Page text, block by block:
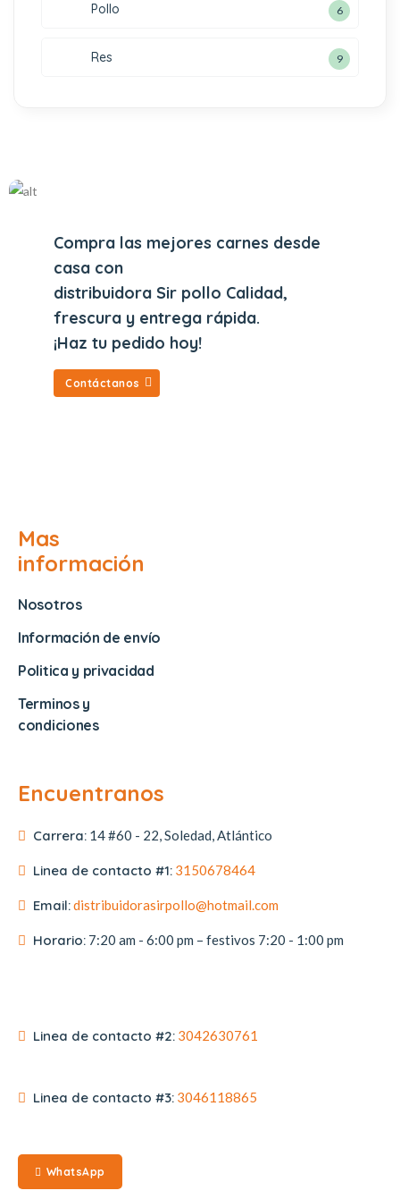
Pollo 6
Res 9
Compra las mejores carnes desde
casa con
distribuidora Sir pollo Calidad,
frescura y entrega rápida.
¡Haz tu pedido hoy!
Contáctanos
Mas
información
Nosotros
Información de envío
Politica y privacidad
Terminos y
condiciones
Encuentranos
Carrera: 14 #60 - 22, Soledad, Atlántico
Linea de contacto #1: 3150678464
Email:distribuidorasirpollo@hotmail.com
Horario: 7:20 am - 6:00 pm – festivos 7:20 - 1:00 pm
Linea de contacto #2: 3042630761
Linea de contacto #3: 3046118865
WhatsApp